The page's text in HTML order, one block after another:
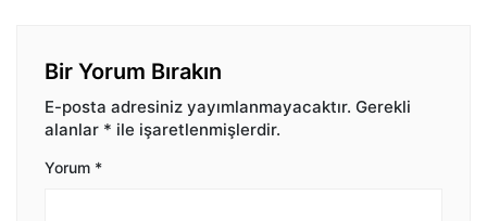
Bir Yorum Bırakın
E-posta adresiniz yayımlanmayacaktır. Gerekli
alanlar * ile işaretlenmişlerdir.
Yorum *